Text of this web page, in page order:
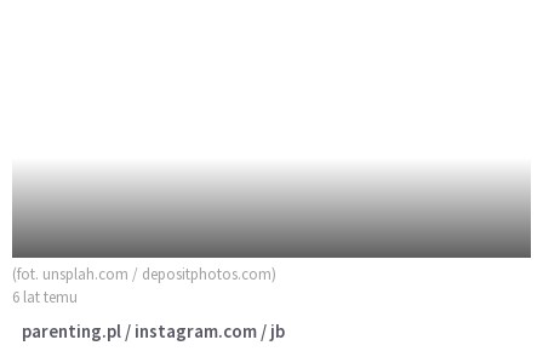
(fot. unsplah.com / depositphotos.com)
6 lat temu
parenting.pl / instagram.com / jb